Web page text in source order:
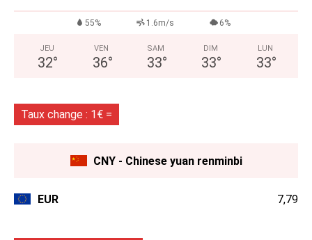
55% 1.6m/s 6%
JEU
32°
VEN
36°
SAM
33°
DIM
33°
LUN
33°
Taux change : 1€ =
CNY - Chinese yuan renminbi
EUR 7,79